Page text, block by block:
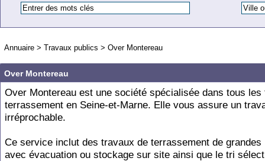
Annuaire > Travaux publics > Over Montereau
Over Montereau
Over Montereau est une société spécialisée dans tous les
terrassement en Seine-et-Marne. Elle vous assure un
irréprochable.
Ce service inclut des travaux de terrassement de grandes
avec évacuation ou stockage sur site ainsi que le tri